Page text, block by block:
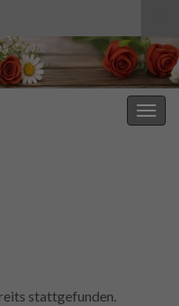
stattgefunden.